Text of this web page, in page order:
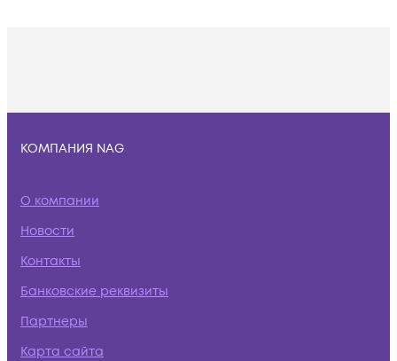
КОМПАНИЯ NAG
О компании
Новости
Контакты
Банковские реквизиты
Партнеры
Карта сайта